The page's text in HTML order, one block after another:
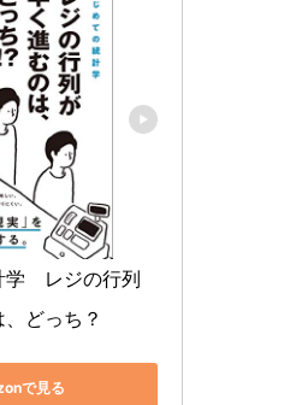
　レジの行列
どっち？
で見る